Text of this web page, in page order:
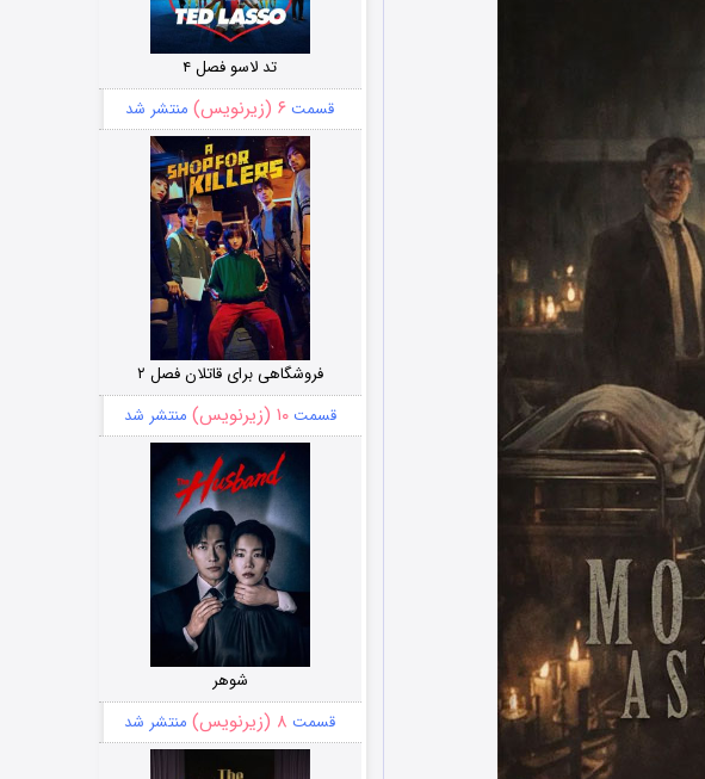
تد لاسو فصل ۴
قسمت ۶ (زیرنویس) منتشر شد
فروشگاهی برای قاتلان فصل ۲
قسمت۱۰ (زیرنویس) منتشر شد
شوهر
قسمت ۸ (زیرنویس) منتشر شد